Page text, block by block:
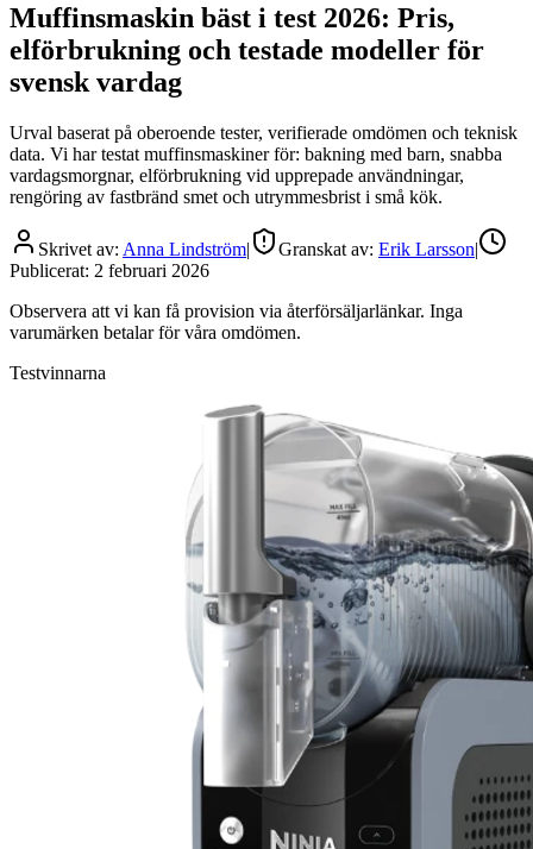
Muffinsmaskin bäst i test 2026: Pris,
elförbrukning och testade modeller för
svensk vardag
Urval baserat på oberoende tester, verifierade omdömen och teknisk
data. Vi har testat muffinsmaskiner för: bakning med barn, snabba
vardagsmorgnar, elförbrukning vid upprepade användningar,
rengöring av fastbränd smet och utrymmesbrist i små kök.
Skrivet av: Anna Lindström| Granskat av: Erik Larsson|
Publicerat: 2 februari 2026
Observera att vi kan få provision via återförsäljarlänkar. Inga
varumärken betalar för våra omdömen.
Testvinnarna